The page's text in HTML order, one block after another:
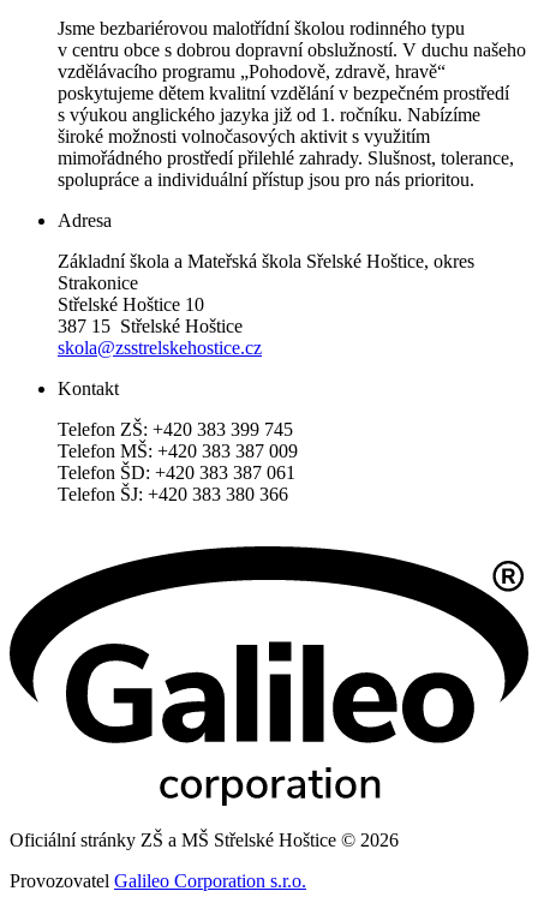
Jsme bezbariérovou malotřídní školou rodinného typu
v centru obce s dobrou dopravní obslužností. V duchu našeho
vzdělávacího programu „Pohodově, zdravě, hravě“
poskytujeme dětem kvalitní vzdělání v bezpečném prostředí
s výukou anglického jazyka již od 1. ročníku. Nabízíme
široké možnosti volnočasových aktivit s využitím
mimořádného prostředí přilehlé zahrady. Slušnost, tolerance,
spolupráce a individuální přístup jsou pro nás prioritou.
Adresa
Základní škola a Mateřská škola Sřelské Hoštice, okres
Strakonice
Střelské Hoštice 10
387 15 Střelské Hoštice
skola@zsstrelskehostice.cz
Kontakt
Telefon ZŠ: +420 383 399 745
Telefon MŠ: +420 383 387 009
Telefon ŠD: +420 383 387 061
Telefon ŠJ: +420 383 380 366
Oficiální stránky ZŠ a MŠ Střelské Hoštice © 2026
Provozovatel Galileo Corporation s.r.o.